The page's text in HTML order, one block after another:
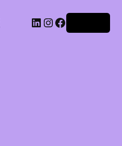
LinkedIn Instagram Facebook